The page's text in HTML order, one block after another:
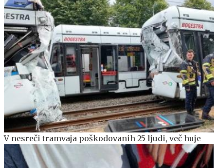
V nesreči tramvaja poškodovanih 25 ljudi, več huje